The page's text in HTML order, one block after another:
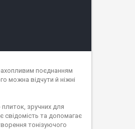
поєднанням
можна відчути й ніжні
плиток, зручних для
свідомість та допомагає
тонізуючого